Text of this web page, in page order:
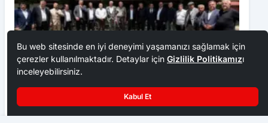
Ankara Ziraat Odaları; hububat alım fiyatları çiftçimizi
üzdü
Bu web sitesinde en iyi deneyimi yaşamanızı sağlamak için
çerezler kullanılmaktadır. Detaylar için Gizlilik Politikamızı
inceleyebilirsiniz.
Kabul Et